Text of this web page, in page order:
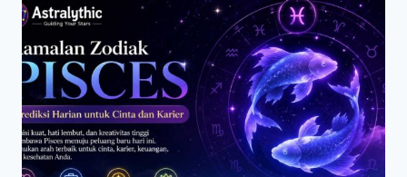
DAN
BERJIWA
PEMIMPIN